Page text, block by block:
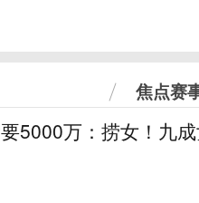
焦点赛
5000万：捞女！九